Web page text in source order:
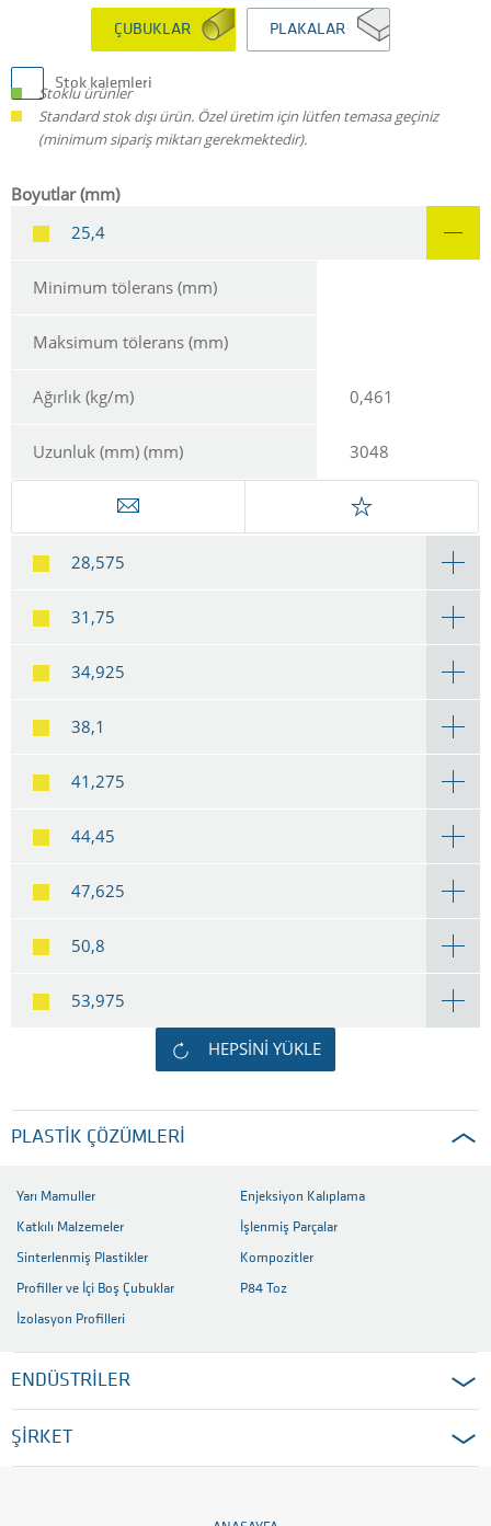
ÇUBUKLAR PLAKALAR
Stok kalemleri
Stoklu ürünler
Standard stok dışı ürün. Özel üretim için lütfen temasa geçiniz
(minimum sipariş miktarı gerekmektedir).
Boyutlar (mm)
25,4
Minimum tölerans (mm)
Maksimum tölerans (mm)
Ağırlık (kg/m) 0,461
Uzunluk (mm) (mm) 3048
28,575
31,75
34,925
38,1
41,275
44,45
47,625
50,8
53,975
HEPSINI YÜKLE
PLASTIK ÇÖZÜMLERI
Yarı Mamuller
Katkılı Malzemeler
Sinterlenmiş Plastikler
Profiller ve İçi Boş Çubuklar
Enjeksiyon Kalıplama
İşlenmiş Parçalar
Kompozitler
P84 Toz
İzolasyon Profilleri
ENDÜSTRİLER
ŞİRKET